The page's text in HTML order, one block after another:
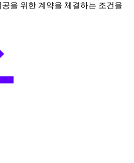
을 위한 계약을 체결하는 조건을